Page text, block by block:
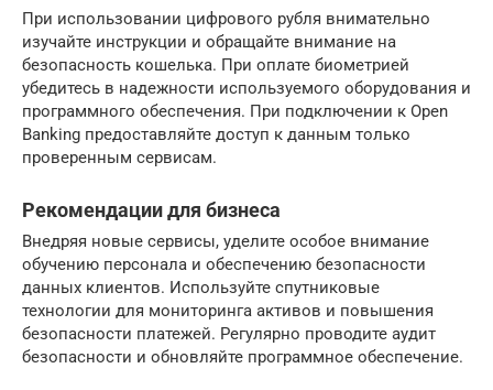
При использовании цифрового рубля внимательно
изучайте инструкции и обращайте внимание на
безопасность кошелька. При оплате биометрией
убедитесь в надежности используемого оборудования и
программного обеспечения. При подключении к Open
Banking предоставляйте доступ к данным только
проверенным сервисам.
Рекомендации для бизнеса
Внедряя новые сервисы, уделите особое внимание
обучению персонала и обеспечению безопасности
данных клиентов. Используйте спутниковые
технологии для мониторинга активов и повышения
безопасности платежей. Регулярно проводите аудит
безопасности и обновляйте программное обеспечение.